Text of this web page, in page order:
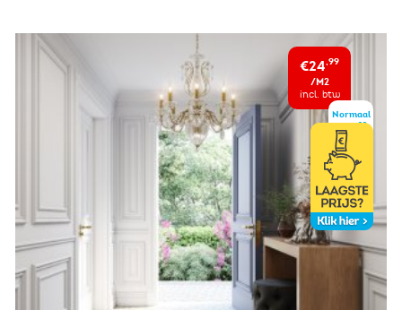
€24,99
/M2
incl. btw
Normaal
€29,99